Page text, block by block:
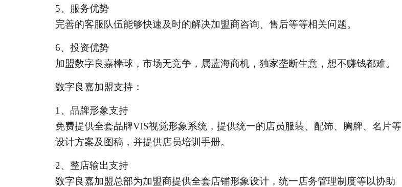
5、服务优势
完善的客服队伍能够快速及时的解决加盟商咨询、售后等等相关问题。
6、投资优势
加盟数字良嘉棒球，市场无竞争，属蓝海商机，独家垄断生意，想不赚钱都难。
数字良嘉加盟支持：
1 、品牌形象支持
免费提供全套品牌VIS视觉形象系统，提供统一的店员服装、配饰、胸牌、名片等
设计方案及图稿，并提供店员培训手册。
2、整店输出支持
数字良嘉加盟总部为加盟商提供全套店铺形象设计，统一店务管理制度等以协助